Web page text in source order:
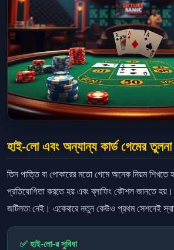
হাই-লো এবং অন্যান্য কার্ড গেমের তুলনা
তিন পাত্তি বা পোকারের মতো গেমে অনেক নিয়ম শিখতে
প্রতিযোগিতা করতে হয় এবং ব্লাফিং কৌশল জানতে
জটিলতা নেই। একেবারে নতুন কেউও প্রথম সেশনেই
✅ হাই-লো-র সুবিধা